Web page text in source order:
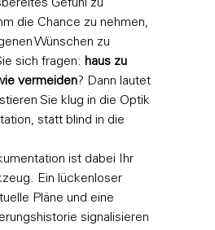
Gefühl zu
die Chance zu nehmen,
Wünschen zu
sich fragen: haus zu
vermeiden? Dann lautet
Sie klug in die Optik
statt blind in die
ist dabei Ihr
Ein lückenloser
Pläne und eine
signalisieren